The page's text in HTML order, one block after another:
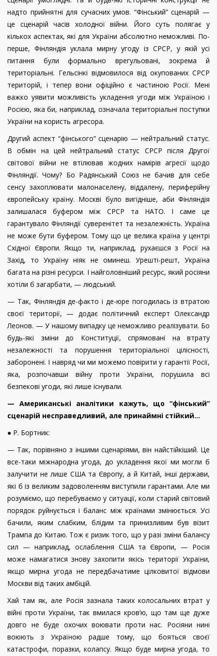
надто прийнятні для сучасних умов. “Фінський” сценарій —
це сценарій часів холодної війни. Його суть полягає у
кількох аспектах, які для України абсолютно неможливі. По-
перше, Фінляндія уклала мирну угоду із СРСР, у якій усі
питання були формально врегульовані, зокрема й
територіальні. Гельсінкі відмовилося від окупованих СРСР
територій, і тепер вони офіційно є частиною Росії. Мені
важко уявити можливість укладення угоди між Україною і
Росією, яка би, наприклад, означала територіальні поступки
України на користь агресора.
Другий аспект “фінського” сценарію — нейтральний статус.
В обмін на цей нейт­ральний статус СРСР після Другої
світової війни не втілював жодних намірів агресії щодо
Фінляндії. Чому? Бо Радянський Союз не бачив для себе
сенсу захоплювати малонаселену, віддалену, периферійну
європейську країну. Москві було вигідніше, аби Фінляндія
залишалася буфером між СРСР та НАТО. І саме це
гарантувало Фінляндії суверенітет та незалежність. Україна
не може бути буфером. Тому що це велика країна у центрі
Східної Європи. Якщо ти, наприклад, рухаєшся з Росії на
Захід, то Україну ніяк не оминеш. Урешті-решт, Україна
багата на різні ресурси. І найголовніший ресурс, який росіяни
хотіли б загарбати, — людський.
— Так, Фінляндія де-факто і де-юре погодилась із втратою
своєї території, — додає політичний експерт Олександр
Леонов. — У нашому випадку це неможливо реалізувати. Бо
будь-які зміни до Конституції, спрямовані на втрату
незалежності та порушення територіальної цілісності,
заборонені. І навряд чи ми можемо повірити у гарантії Росії,
яка, розпочавши війну проти України, порушила всі
безпекові угоди, які лише існували.
— Американські аналітики кажуть, що “фінський”
сценарій несправедливий, але принаймні стійкий...
● Р. Бортник:
— Так, порівняно з іншими сценаріями, він найстійкіший. Це
все-таки міжнародна угода, до укладення якої ми могли б
залучити не лише США та Європу, а й Китай, інші держави,
які б із великим задоволенням виступили гарантами. Але ми
розуміємо, що перебуваємо у ситуації, коли старий світовий
порядок руйнується і баланс між країнами змінюється. Усі
бачили, яким слабким, блідим та принизливим був візит
Трампа до Китаю. Тож є ризик того, що у разі зміни балансу
сил — наприклад, ослаблення США та Європи, — Росія
може намагатися знову захопити якісь території України,
якщо мирна угода не передбачатиме цілковитої відмови
Москви від таких амбіцій.
Хай там як, але Росія зазнала таких колосальних втрат у
війні проти України, так вмилася кров’ю, що там ще дуже
довго не буде охочих воювати проти нас. Росіяни нині
воюють з Україною радше тому, що бояться своєї
катастрофи, поразки, колапсу. Якщо буде мирна угода, то